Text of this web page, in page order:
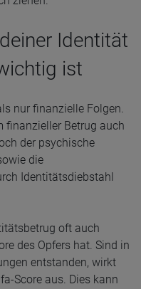
Identität
ist
nur finanzielle Folgen.
finanzieller Betrug auch
der psychische
die
Identitätsdiebstahl
oft auch
des Opfers hat. Sind in
entstanden, wirkt
Score aus. Dies kann